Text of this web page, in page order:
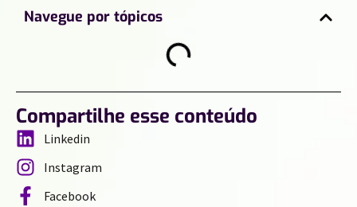
Navegue por tópicos
Compartilhe esse conteúdo
Linkedin
Instagram
Facebook